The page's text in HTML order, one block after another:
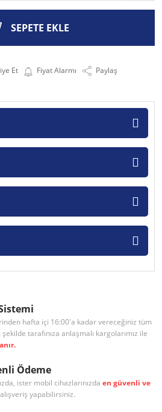
SEPETE EKLE
Et Fiyat Alarmı Paylaş
hafta içi 16:00'a kadar vereceğiniz tüm
tarafınıza anlaşmalı kargolarımız ile
Ödeme
ister mobil cihazlarınızda en güvenli ve
alışveriş yapabilirsiniz.